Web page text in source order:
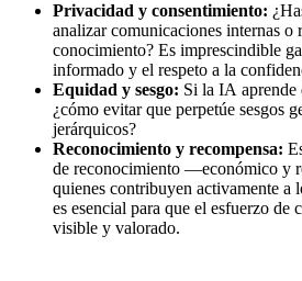
Privacidad y consentimiento:
analizar comunicaciones internas o
conocimiento? Es imprescindible
informado y el respeto a la
Equidad y sesgo: Si la IA aprende
¿cómo evitar que perpetúe sesgos
jerárquicos?
Reconocimiento y recompensa:
de reconocimiento —económico y
quienes contribuyen activamente a
es esencial para que el esfuerzo de
visible y valorado.